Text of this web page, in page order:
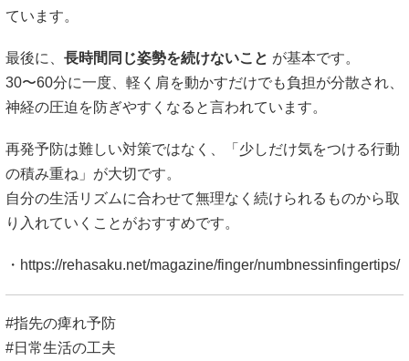
ています。
最後に、 長時間同じ姿勢を続けないこと が基本です。
30〜60分に一度、軽く肩を動かすだけでも負担が分散され、
神経の圧迫を防ぎやすくなると言われています。
再発予防は難しい対策ではなく、「少しだけ気をつける行動
の積み重ね」が大切です。
自分の生活リズムに合わせて無理なく続けられるものから取
り入れていくことがおすすめです。
・ https://rehasaku.net/magazine/finger/numbnessinfingertips/
#指先の痺れ予防
#日常生活の工夫